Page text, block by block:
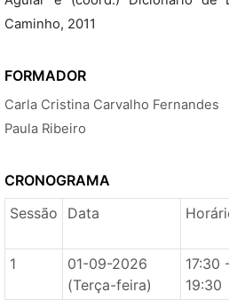
Caminho, 2011
FORMADOR
Carla Cristina Carvalho Fernandes
Paula Ribeiro
CRONOGRAMA
Sessão
Data
1
01-09-2026
(Terça-feira)
17:30
19:30